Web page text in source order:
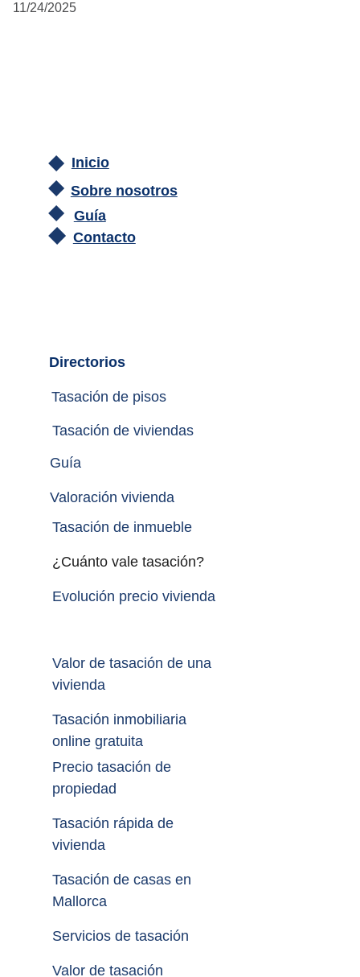
11/24/2025
Inicio
Guía
Contacto
Sobre nosotros
Directorios
Tasación de pisos
Tasación de viviendas
Guía
Valoración vivienda
Tasación de inmueble
Valor de tasación de una
vivienda
Tasación inmobiliaria
online gratuita
Precio tasación de
propiedad
Tasación rápida de
vivienda
Tasación de casas en
Mallorca
Servicios de tasación
Valor de tasación
¿Cuánto vale tasación?
Evolución precio vivienda